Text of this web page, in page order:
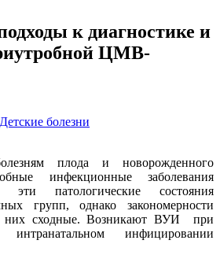
к диагностике и
ЦМВ-
Детские болезни
плода и новорожденного
инфекционные заболевания
патологические состояния
групп, однако закономерности
них сходные. Возникают ВУИ при
инфицировании